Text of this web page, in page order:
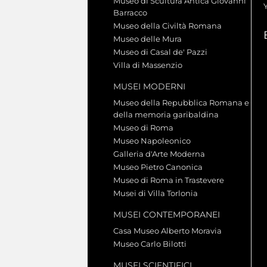
Barracco
Museo della Civiltà Romana
Museo delle Mura
Museo di Casal de' Pazzi
Villa di Massenzio
MUSEI MODERNI
Museo della Repubblica Romana e
della memoria garibaldina
Museo di Roma
Museo Napoleonico
Galleria d'Arte Moderna
Museo Pietro Canonica
Museo di Roma in Trastevere
Musei di Villa Torlonia
MUSEI CONTEMPORANEI
Casa Museo Alberto Moravia
Museo Carlo Bilotti